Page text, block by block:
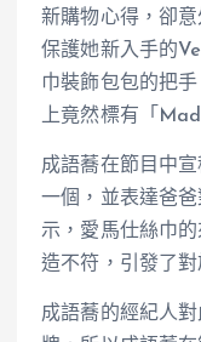
新購物心得，卻
保護她新入手的
巾裝飾包包的把
上竟然標有「
成語蕎在節目中
一個，並表達爸
示，愛馬仕絲巾
造不符，引發了對
成語蕎的經紀人